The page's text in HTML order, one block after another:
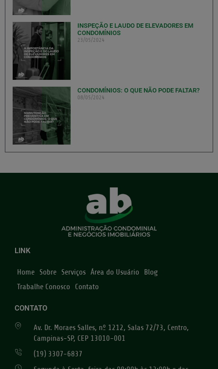
INSPEÇÃO E LAUDO DE ELEVADORES EM
CONDOMÍNIOS
23/05/2024
CONDOMÍNIOS: O QUE NÃO PODE FALTAR?
08/05/2024
LINK
Home Sobre Serviços Área do Usuário
Blog
Trabalhe Conosco
Contato
CONTATO
Av. Dr. Moraes Salles, nº 1212, Salas 72/73, Centro,
Campinas-SP, CEP 13010-001
(19) 3307-6837